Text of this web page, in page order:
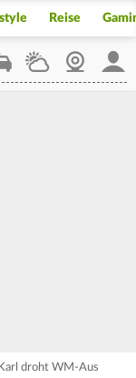
Reise
WetterWebcam
droht WM-Aus